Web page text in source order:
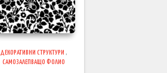
ДЕКОРАТИВНИ СТРУКТУРИ ,
САМОЗАЛЕПВАЩО ФОЛИО